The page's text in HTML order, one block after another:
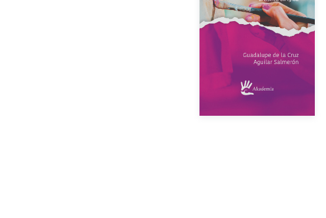
Año de edición
eBook Gratuito
Impreso